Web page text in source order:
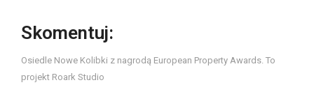
Skomentuj:
Osiedle Nowe Kolibki z nagrodą European Property Awards. To
projekt Roark Studio